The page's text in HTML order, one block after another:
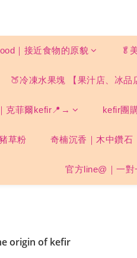
｜接近食物的原貌 🥬
🍑冷凍水果塊 【果汁店、冰品
克菲爾kefir📍→ kefir團
草粉 奇楠沉香｜木中鑽石
官方line@｜一對
origin of kefir